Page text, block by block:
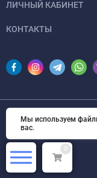
ЛИЧНЫЙ КАБИНЕТ
КОНТАКТЫ
©
0
Мы используем
вас.